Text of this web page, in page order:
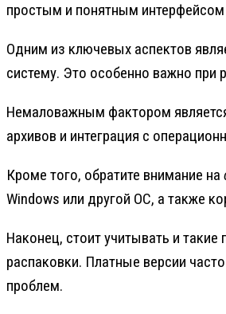
простым и понятным интерфейсом
Одним из ключевых аспектов
систему. Это особенно важно
Немаловажным фактором
архивов и интеграция с
Кроме того, обратите внимание на
Windows или другой ОС, а также
Наконец, стоит учитывать и такие
распаковки. Платные версии
проблем.